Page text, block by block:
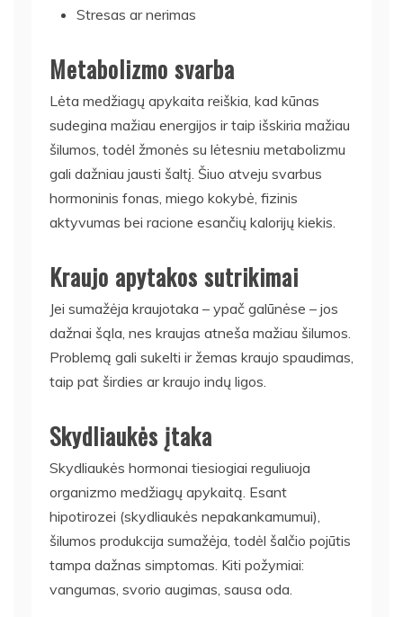
Stresas ar nerimas
Metabolizmo svarba
Lėta medžiagų apykaita reiškia, kad kūnas
sudegina mažiau energijos ir taip išskiria mažiau
šilumos, todėl žmonės su lėtesniu metabolizmu
gali dažniau jausti šaltį. Šiuo atveju svarbus
hormoninis fonas, miego kokybė, fizinis
aktyvumas bei racione esančių kalorijų kiekis.
Kraujo apytakos sutrikimai
Jei sumažėja kraujotaka – ypač galūnėse – jos
dažnai šąla, nes kraujas atneša mažiau šilumos.
Problemą gali sukelti ir žemas kraujo spaudimas,
taip pat širdies ar kraujo indų ligos.
Skydliaukės įtaka
Skydliaukės hormonai tiesiogiai reguliuoja
organizmo medžiagų apykaitą. Esant
hipotirozei (skydliaukės nepakankamumui),
šilumos produkcija sumažėja, todėl šalčio pojūtis
tampa dažnas simptomas. Kiti požymiai:
vangumas, svorio augimas, sausa oda.